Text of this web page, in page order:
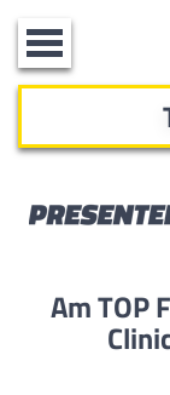
Toggle
navigation
Am TOP